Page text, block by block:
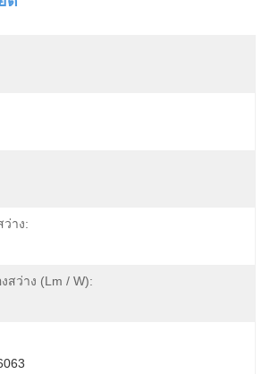
าง:
สว่าง (lm / W):